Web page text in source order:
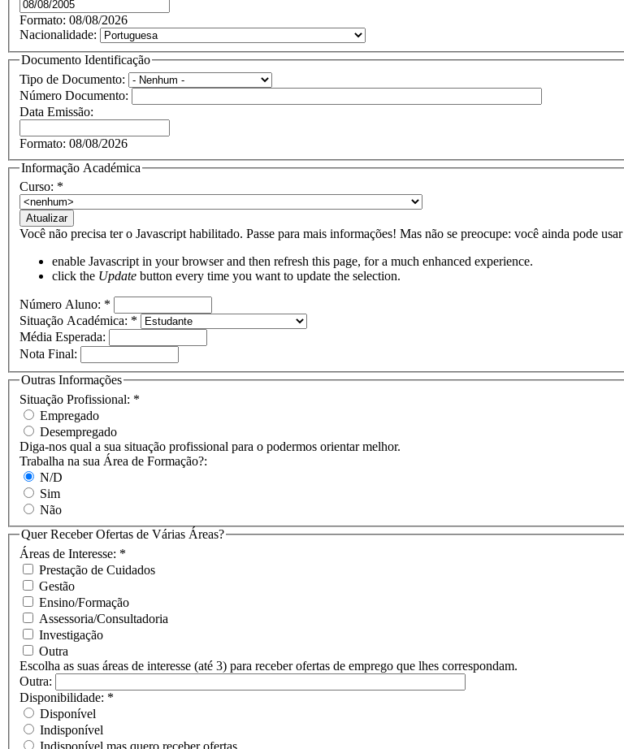
Formato: 08/08/2026
Nacionalidade:
Documento Identificação
Tipo de Documento:
Número Documento:
Data Emissão:
Formato: 08/08/2026
Informação Académica
Curso: *
Você não precisa ter o Javascript habilitado. Passe para mais informações! Mas não se preocupe: você ainda pode
enable Javascript in your browser and then refresh this page, for a much enhanced experience.
click the Update button every time you want to update the selection.
Número Aluno: *
Situação Académica: *
Média Esperada:
Nota Final:
Outras Informações
Situação Profissional: *
Empregado
Desempregado
Diga-nos qual a sua situação profissional para o podermos orientar melhor.
Trabalha na sua Área de Formação?:
N/D
Sim
Não
Quer Receber Ofertas de Várias Áreas?
Áreas de Interesse: *
Prestação de Cuidados
Gestão
Ensino/Formação
Assessoria/Consultadoria
Investigação
Outra
Escolha as suas áreas de interesse (até 3) para receber ofertas de emprego que lhes correspondam.
Outra:
Disponibilidade: *
Disponível
Indisponível
Indisponível mas quero receber ofertas